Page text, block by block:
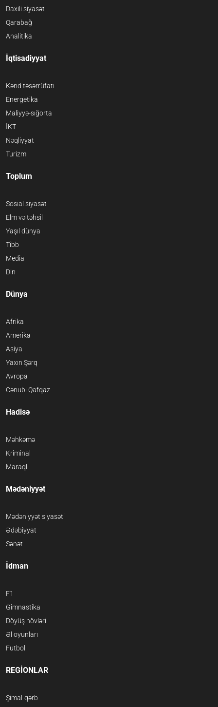
Daxili siyasət
Qarabağ
Analitika
İqtisadiyyat
Kənd təsərrüfatı
Energetika
Maliyyə-sığorta
İKT
Nəqliyyat
Turizm
Toplum
Sosial siyasət
Elm və təhsil
Yaşıl dünya
Tibb
Media
Din
Dünya
Afrika
Amerika
Asiya
Yaxın Şərq
Avropa
Cənubi Qafqaz
Hadisə
Məhkəmə
Kriminal
Maraqlı
Mədəniyyət
Mədəniyyət siyasəti
Ədəbiyyat
Sənət
İdman
F1
Gimnastika
Döyüş növləri
Əl oyunları
Futbol
REGİONLAR
Şimal-qərb